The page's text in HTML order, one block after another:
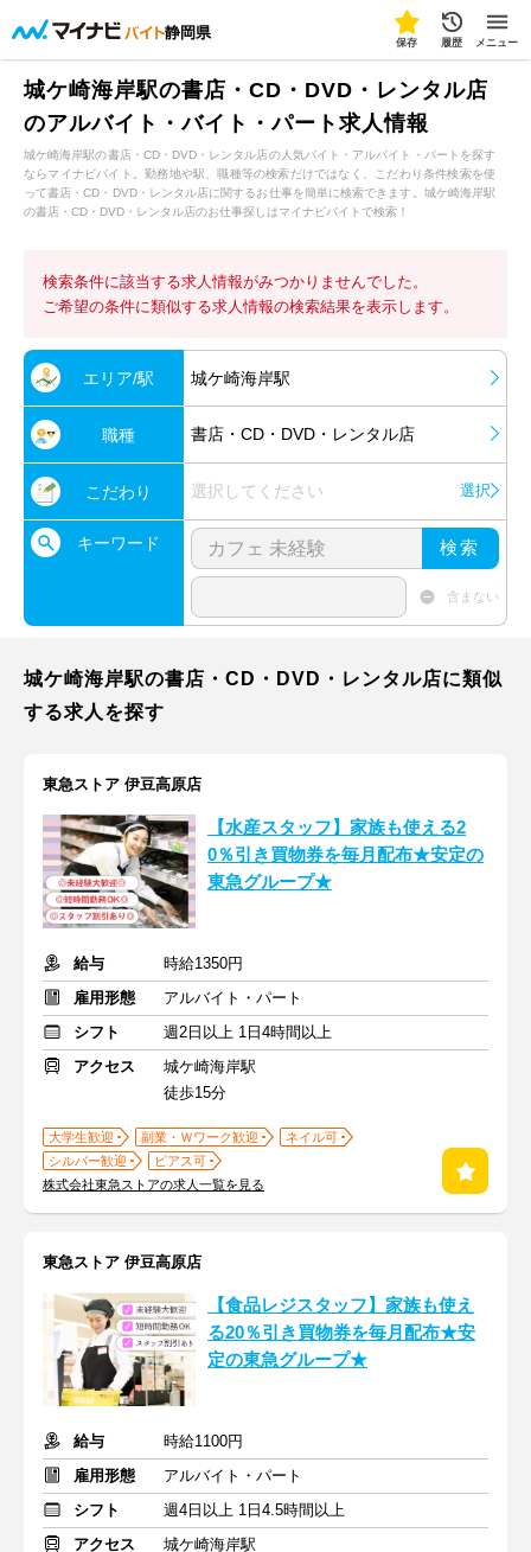
静岡県
保存 履歴 メニュー
城ケ崎海岸駅の書店・CD・DVD・レンタル店
のアルバイト・バイト・パート求人情報
城ケ崎海岸駅の書店・CD・DVD・レンタル店の人気バイト・アルバイト・パートを探す
ならマイナビバイト。勤務地や駅、職種等の検索だけではなく、こだわり条件検索を使
って書店・CD・DVD・レンタル店に関するお仕事を簡単に検索できます。城ケ崎海岸駅
の書店・CD・DVD・レンタル店のお仕事探しはマイナビバイトで検索！
検索条件に該当する求人情報がみつかりませんでした。
ご希望の条件に類似する求人情報の検索結果を表示します。
エリア/駅 城ケ崎海岸駅
職種 書店・CD・DVD・レンタル店
こだわり 選択してください 選択
キーワード 検索
含まない
城ケ崎海岸駅の書店・CD・DVD・レンタル店に類似
する求人を探す
東急ストア 伊豆高原店
【水産スタッフ】家族も使える2
0％引き買物券を毎月配布★安定の
東急グループ★
給与
時給1350円
雇用形態
アルバイト・パート
シフト
週2日以上 1日4時間以上
アクセス
城ケ崎海岸駅
徒歩15分
大学生歓迎 副業・Ｗワーク歓迎
ネイル可
シルバー歓迎
ピアス可
株式会社東急ストアの求人一覧を見る
東急ストア 伊豆高原店
【食品レジスタッフ】家族も使え
る20％引き買物券を毎月配布★安
定の東急グループ★
給与
時給1100円
雇用形態
アルバイト・パート
シフト
週4日以上 1日4.5時間以上
アクセス
城ケ崎海岸駅